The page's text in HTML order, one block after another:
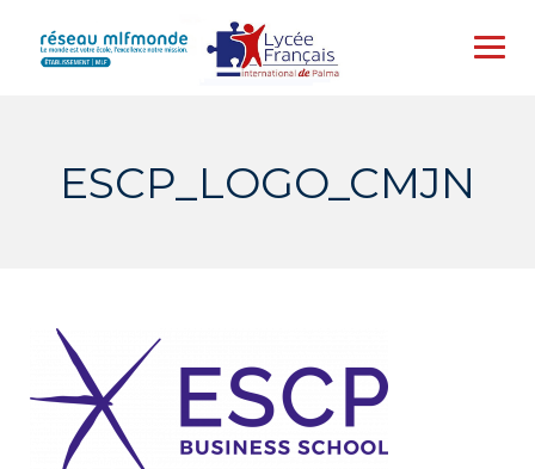
content
ESCP_LOGO_CMJN